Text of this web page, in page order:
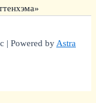
| Powered byAstra